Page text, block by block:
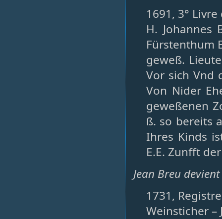
1691, 3°
H. Johannes
Fürstenthum
geweß.
Vor sich Vnd
Von Nider
geweßenen
ß. so bereits
Ihres Kinds
E.E. Zunfft
Jean Breu
1731,
Weinsticher –